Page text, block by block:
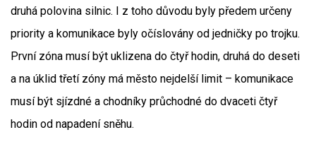
druhá polovina silnic. I z toho důvodu byly předem určeny
priority a komunikace byly očíslovány od jedničky po trojku.
První zóna musí být uklizena do čtyř hodin, druhá do deseti
a na úklid třetí zóny má město nejdelší limit – komunikace
musí být sjízdné a chodníky průchodné do dvaceti čtyř
hodin od napadení sněhu.